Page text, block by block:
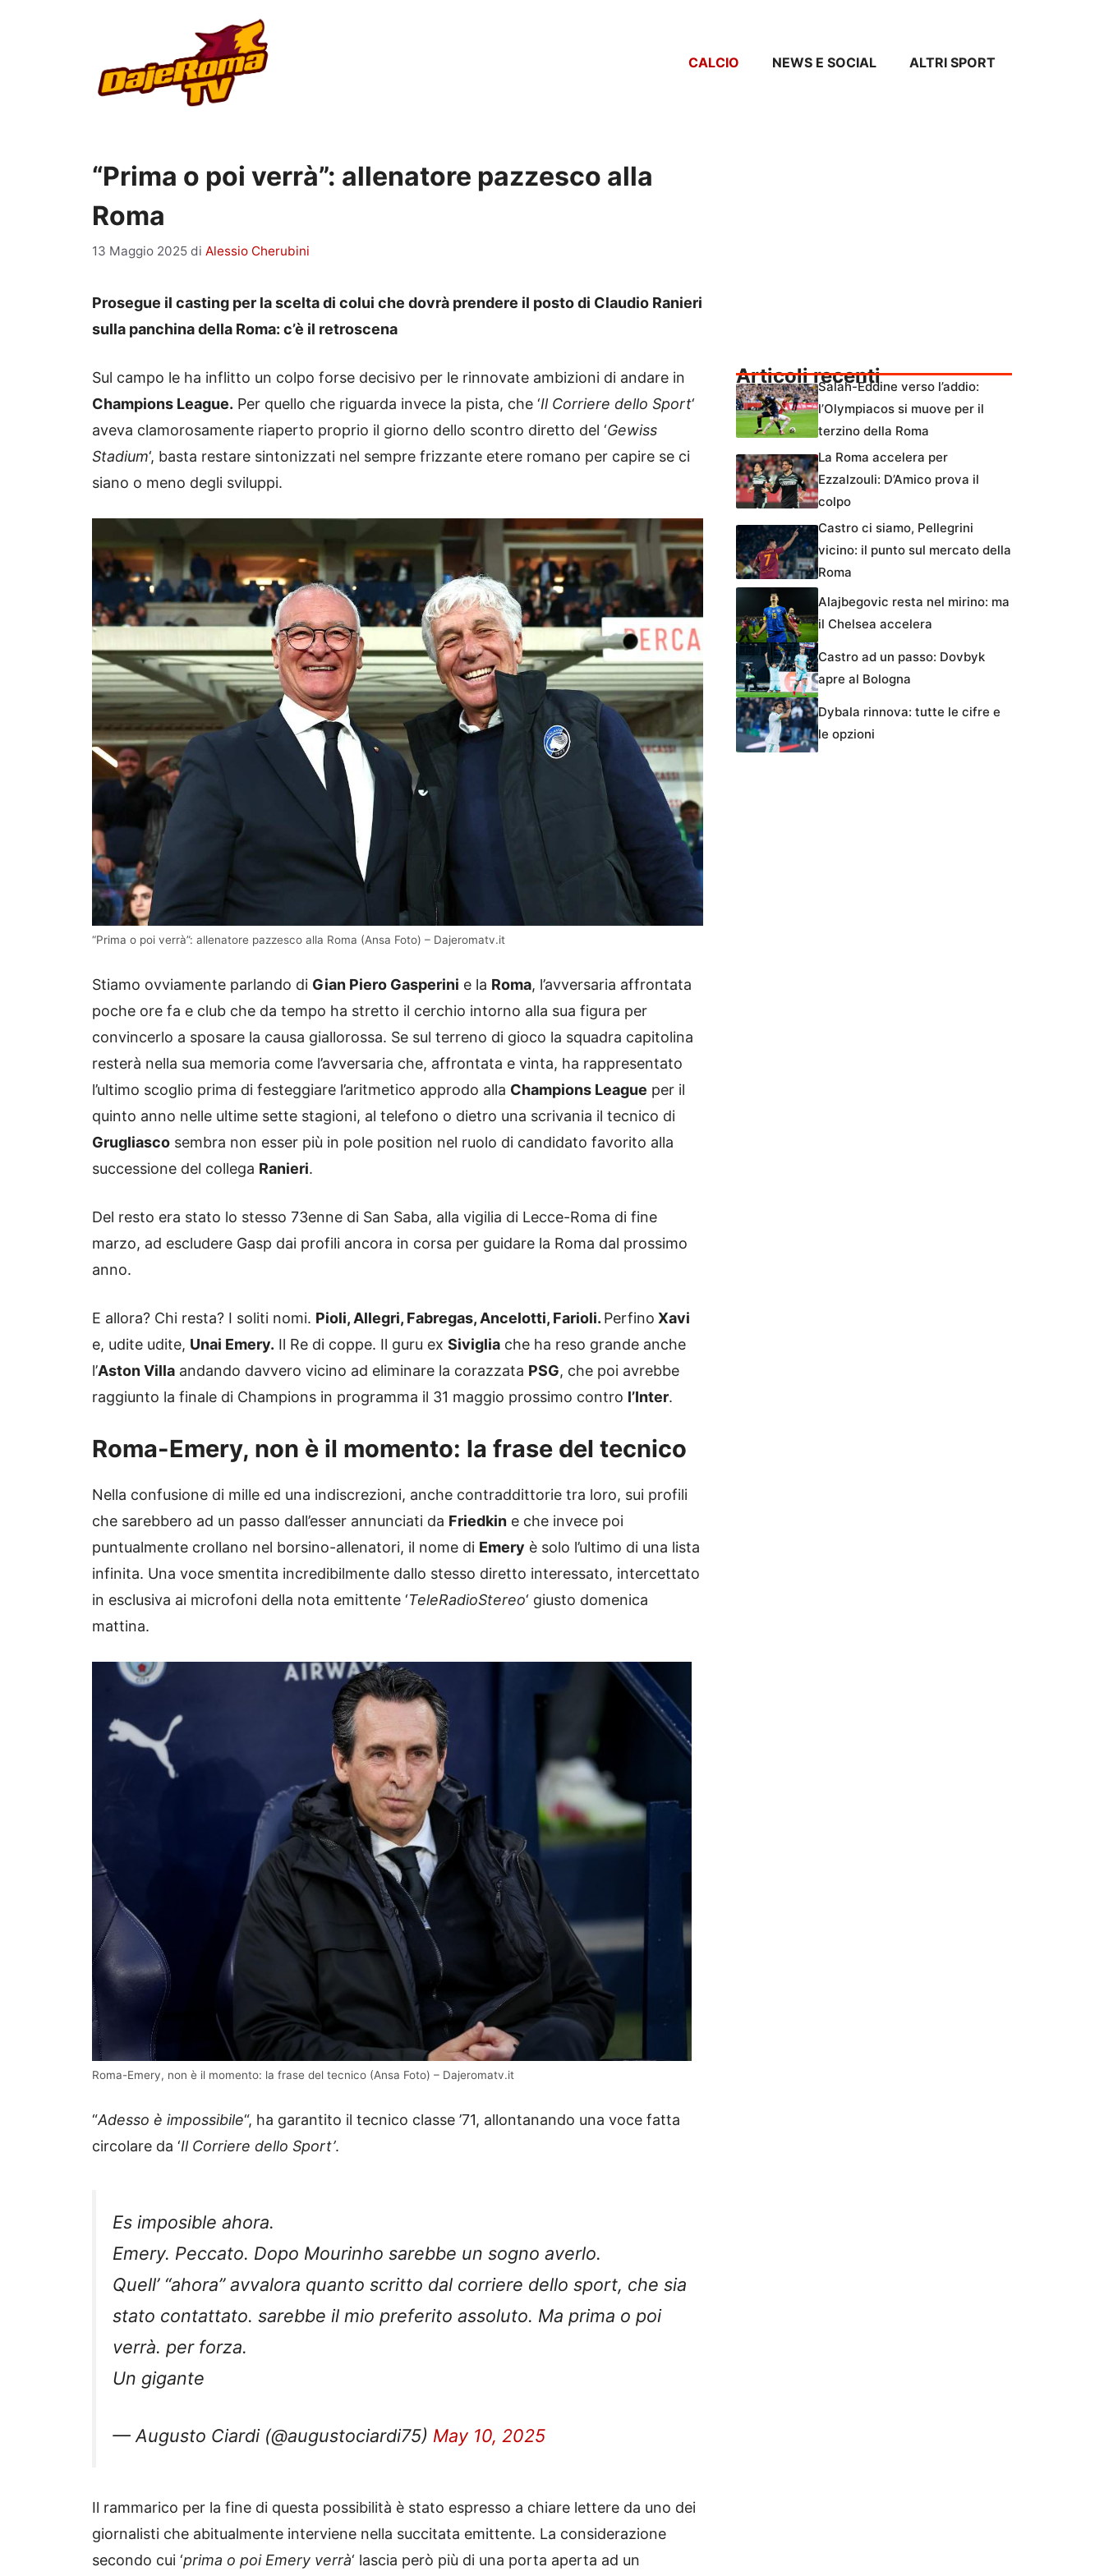
CALCIO NEWS E SOCIAL ALTRI SPORT
“Prima o poi verrà”: allenatore pazzesco alla
Roma
13 Maggio 2025 di Alessio Cherubini
Prosegue il casting per la scelta di colui che dovrà prendere il posto di Claudio Ranieri
sulla panchina della Roma: c’è il retroscena
Sul campo le ha inflitto un colpo forse decisivo per le rinnovate ambizioni di andare in
Champions League. Per quello che riguarda invece la pista, che ‘Il Corriere dello Sport‘
aveva clamorosamente riaperto proprio il giorno dello scontro diretto del ‘Gewiss
Stadium‘, basta restare sintonizzati nel sempre frizzante etere romano per capire se ci
siano o meno degli sviluppi.
“Prima o poi verrà”: allenatore pazzesco alla Roma (Ansa Foto) – Dajeromatv.it
Stiamo ovviamente parlando di Gian Piero Gasperini e la Roma, l’avversaria affrontata
poche ore fa e club che da tempo ha stretto il cerchio intorno alla sua figura per
convincerlo a sposare la causa giallorossa. Se sul terreno di gioco la squadra capitolina
resterà nella sua memoria come l’avversaria che, affrontata e vinta, ha rappresentato
l’ultimo scoglio prima di festeggiare l’aritmetico approdo alla Champions League per il
quinto anno nelle ultime sette stagioni, al telefono o dietro una scrivania il tecnico di
Grugliasco sembra non esser più in pole position nel ruolo di candidato favorito alla
successione del collega Ranieri.
Del resto era stato lo stesso 73enne di San Saba, alla vigilia di Lecce-Roma di fine
marzo, ad escludere Gasp dai profili ancora in corsa per guidare la Roma dal prossimo
anno.
E allora? Chi resta? I soliti nomi. Pioli, Allegri, Fabregas, Ancelotti, Farioli. Perfino Xavi
e, udite udite, Unai Emery. Il Re di coppe. Il guru ex Siviglia che ha reso grande anche
l’Aston Villa andando davvero vicino ad eliminare la corazzata PSG, che poi avrebbe
raggiunto la finale di Champions in programma il 31 maggio prossimo contro l’Inter.
Roma-Emery, non è il momento: la frase del tecnico
Nella confusione di mille ed una indiscrezioni, anche contraddittorie tra loro, sui profili
che sarebbero ad un passo dall’esser annunciati da Friedkin e che invece poi
puntualmente crollano nel borsino-allenatori, il nome di Emery è solo l’ultimo di una lista
infinita. Una voce smentita incredibilmente dallo stesso diretto interessato, intercettato
in esclusiva ai microfoni della nota emittente ‘TeleRadioStereo‘ giusto domenica
mattina.
Roma-Emery, non è il momento: la frase del tecnico (Ansa Foto) – Dajeromatv.it
“Adesso è impossibile“, ha garantito il tecnico classe ’71, allontanando una voce fatta
circolare da ‘Il Corriere dello Sport’.
Es imposible ahora.
Emery. Peccato. Dopo Mourinho sarebbe un sogno averlo.
Quell’ “ahora” avvalora quanto scritto dal corriere dello sport, che sia
stato contattato. sarebbe il mio preferito assoluto. Ma prima o poi
verrà. per forza.
Un gigante
— Augusto Ciardi (@augustociardi75) May 10, 2025
Il rammarico per la fine di questa possibilità è stato espresso a chiare lettere da uno dei
giornalisti che abitualmente interviene nella succitata emittente. La considerazione
secondo cui ‘ prima o poi Emery verrà‘ lascia però più di una porta aperta ad un
Articoli recentiSalah-Eddine verso l’addio:
l’Olympiacos si muove per il
terzino della Roma
La Roma accelera per
Ezzalzouli: D’Amico prova il
colpo
Castro ci siamo, Pellegrini
vicino: il punto sul mercato della
Roma
Alajbegovic resta nel mirino: ma
il Chelsea accelera
Castro ad un passo: Dovbyk
apre al Bologna
Dybala rinnova: tutte le cifre e
le opzioni